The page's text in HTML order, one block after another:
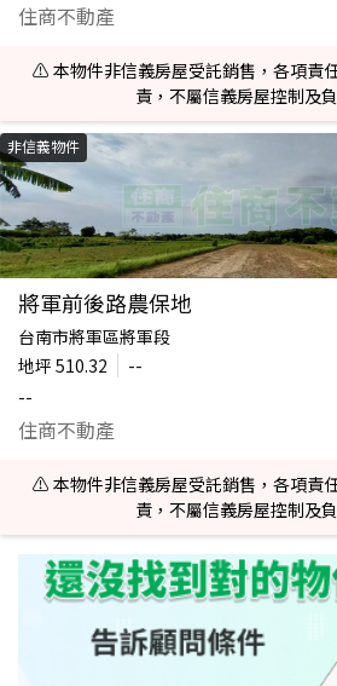
住商不動產
⚠️ 本物件非信義房屋受託銷售，各項責
責，不屬信義房屋控制及
非信義物件
將軍前後路農保地
台南市將軍區將軍段
地坪 510.32
--
--
住商不動產
⚠️ 本物件非信義房屋受託銷售，各項責
責，不屬信義房屋控制及